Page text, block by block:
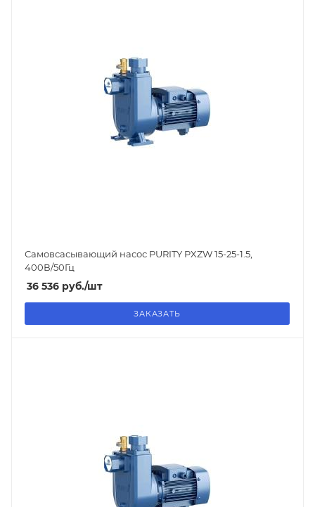
Самовсасывающий насос PURITY PXZW 15-25-1.5
400В/50Гц
36 536 руб./шт
ЗАКАЗАТЬ